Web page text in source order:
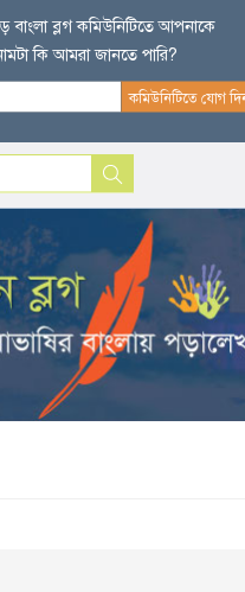
বাংলা ব্লগ কমিউনিটিতে আপনাকে
কি আমরা জানতে পারি?